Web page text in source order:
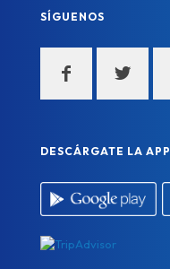
SÍGUENOS
DESCÁRGATE LA APP